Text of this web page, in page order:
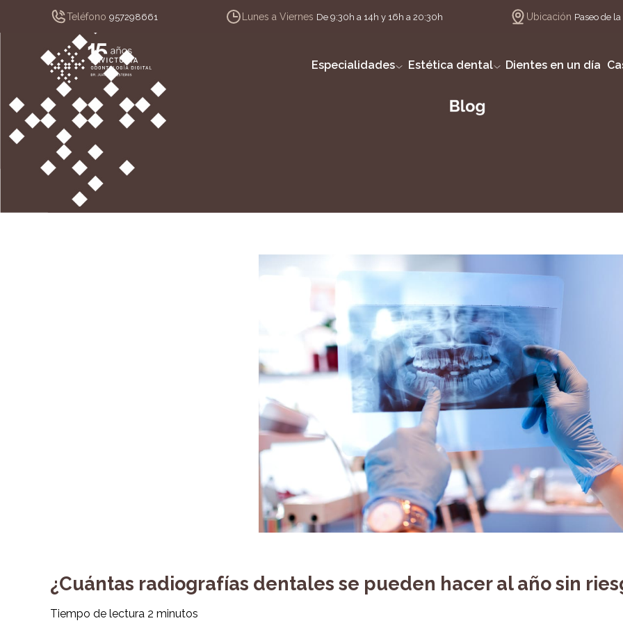
Teléfono 957298661 Lunes a Viernes De 9:30h a 14h y 16h a 20:30h Ubicación Paseo de
Especialidades Estética dental Dientes en un día
¿Cuántas radiografías dentales se pueden hacer al año sin
Tiempo de lectura 2 minutos